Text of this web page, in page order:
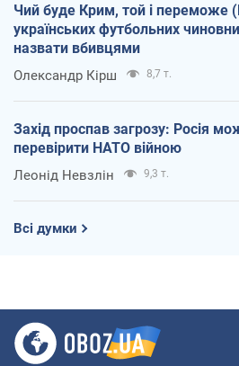
Чий буде Крим, той і переможе
українських футбольних
назвати вбивцями
Олександр Кірш 8,7 т.
Захід проспав загрозу: Росія
перевірити НАТО війною
Леонід Невзлін 9,3 т.
Всі думки